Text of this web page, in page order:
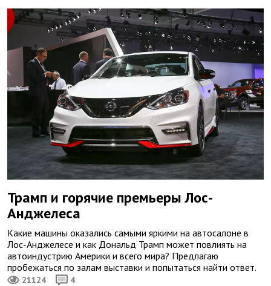
Трамп и горячие премьеры Лос-
Анджелеса
Какие машины оказались самыми яркими на автосалоне в
Лос-Анджелесе и как Дональд Трамп может повлиять на
автоиндустрию Америки и всего мира? Предлагаю
пробежаться по залам выставки и попытаться найти ответ.
21124 4